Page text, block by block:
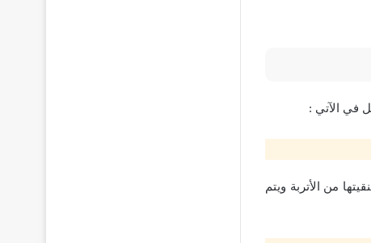
في الآتي :
من الأتربة ويتم